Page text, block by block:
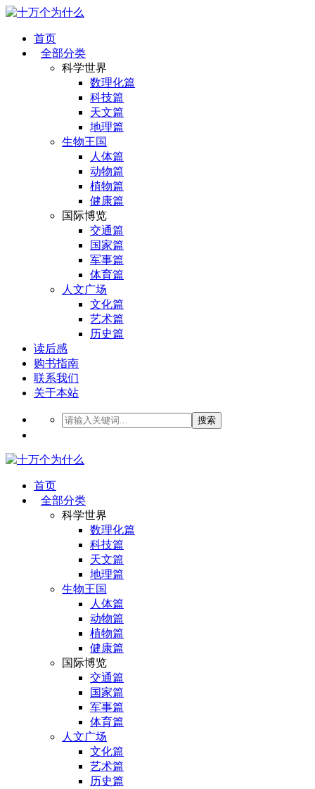
首页
全部分类
科学世界
数理化篇
科技篇
天文篇
地理篇
生物王国
人体篇
动物篇
植物篇
健康篇
国际博览
交通篇
国家篇
军事篇
体育篇
人文广场
文化篇
艺术篇
历史篇
读后感
购书指南
联系我们
关于本站
搜索
首页
全部分类
科学世界
数理化篇
科技篇
天文篇
地理篇
生物王国
人体篇
动物篇
植物篇
健康篇
国际博览
交通篇
国家篇
军事篇
体育篇
人文广场
文化篇
艺术篇
历史篇